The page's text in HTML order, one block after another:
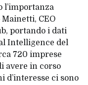
l’importanza
Mainetti, CEO
portando i dati
Intelligence del
720 imprese
avere in corso
d’interesse ci sono